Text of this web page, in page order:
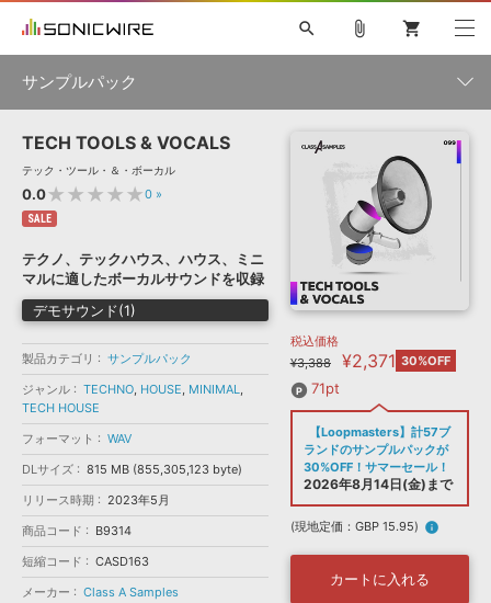
ソフト音源 »
プラグイン・エフェクト »
サンプルパック »
ソフトウェア／ツール »
DAW »
効果音 »
BGM »
特集 »
ニュースレター »
SONICWIREブログ »
製品サポート情報 »
DTMガイド »
FAQ »
お問い合わせ »
音楽カード
楽曲配信流通 サービス
無償のサウンド管理ソフト
次世代型 ボーカル・エディタ
search
初音ミク NT 鏡音リン・レン V4X 巡音ルカ V4X
MEIKO V3
KAITO V3
VOCALOID
SPITFIRE AUDIO
VIENNA
EZ DRUMMER 3
ライセンスフリーBGM
DUBSTEP
ELECTRONICA
EDM TRANCE
ROUTER.FM
SONOCA
ソフト音源 プラグイン・エフェクト
ソフトウェア／ツール 効果音
attach_file shopping_cart
サンプルパック
製品一覧
メーカー
フォーマット
ランキング
TECH TOOLS & VOCALS
テック・ツール・＆・ボーカル
0.0★★★★★0 »
SALE
テクノ、テックハウス、ハウス、ミニ
マルに適したボーカルサウンドを収録
デモサウンド(1)
製品カテゴリ
サンプルパック
ジャンル
TECHNO, HOUSE, MINIMAL,
TECH HOUSE
フォーマット
WAV
DLサイズ
815 MB (855,305,123 byte)
リリース時期
2023年5月
商品コード
B9314
短縮コード
CASD163
メーカー
Class A Samples
税込価格
¥3,388
¥2,371 30%OFF
71pt
【Loopmasters】計57ブ
ランドのサンプルパックが
30%OFF！サマーセール！
2026年8月14日(金)まで
(現地定価：GBP 15.95) info
カートに入れる